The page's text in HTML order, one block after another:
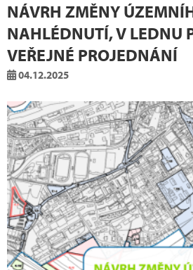
NÁVRH ZMĚNY
NAHLÉDNUTÍ, V LEDNU
VEŘEJNÉ PROJEDNÁNÍ
04.12.2025